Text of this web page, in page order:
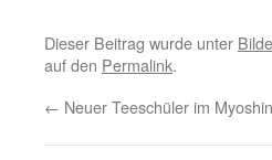
Dieser Beitrag wurde unter
auf den Permalink.
← Neuer Teeschüler im